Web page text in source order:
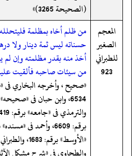
(الصحیحة 3265)»
المعجم
الصغير
للطبراني
923
من ظلم أخاه بمظلمة
حسناته ليس ثمة دينار ولا
أخذ منه بقدر مظلمته وإن
من سيئات صاحبه فألقيت